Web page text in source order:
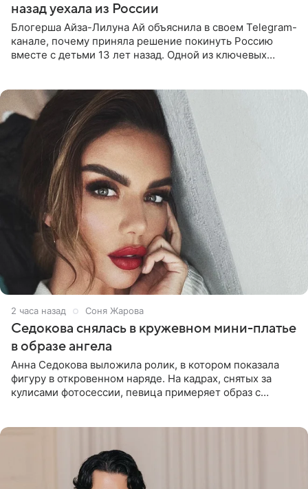
назад уехала из России
Блогерша Айза-Лилуна Ай объяснила в своем Telegram-
канале, почему приняла решение покинуть Россию
вместе с детьми 13 лет назад. Одной из ключевых
2 часа назад Соня Жарова
Седокова снялась в кружевном мини-платье
в образе ангела
Анна Седокова выложила ролик, в котором показала
фигуру в откровенном наряде. На кадрах, снятых за
кулисами фотосессии, певица примеряет образ с